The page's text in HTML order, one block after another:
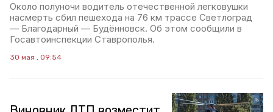
Около полуночи водитель отечественной легковушки
насмерть сбил пешехода на 76 км трассе Светлоград
— Благодарный — Будённовск. Об этом сообщили в
Госавтоинспекции Ставрополья.
30 мая , 09:54